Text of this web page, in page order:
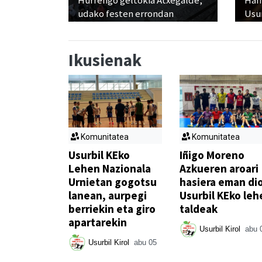
udako festen errondan
Ikusienak
Komunitatea
Usurbil KEko
Lehen Nazionala
Urnietan gogotsu
lanean, aurpegi
berriekin eta giro
apartarekin
Usurbil Kirol abu 05
Komunitatea
Iñigo Moreno
Azkueren aroari
hasiera eman
Usurbil KEko
taldeak
Usurbil Kirol abu